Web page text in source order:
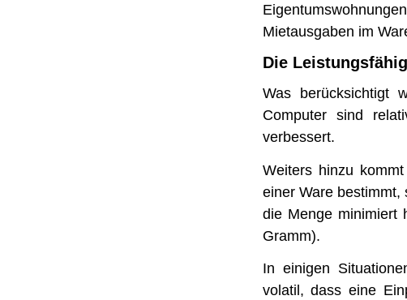
Mietausgaben im
Die
Was berücksichtigt
Computer sind
verbessert.
Weiters hinzu
einer Ware
die Menge minimiert
Gramm).
In einigen
volatil, dass eine